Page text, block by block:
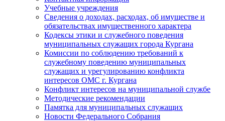
Учебные учреждения
Сведения о доходах, расходах, об имуществе и
обязательствах имущественного характера
Кодексы этики и служебного поведения
муниципальных служащих города Кургана
Комиссии по соблюдению требований к
служебному поведению муниципальных
служащих и урегулированию конфликта
интересов ОМС г. Кургана
Конфликт интересов на муниципальной службе
Методические рекомендации
Памятка для муниципальных служащих
Новости Федерального Cобрания